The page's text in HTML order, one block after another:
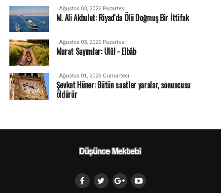
Ağustos 03, 2026 Pazartesi
M. Ali Akbulut: Riyad'da Ölü Doğmuş Bir İttifak
Ağustos 03, 2026 Pazartesi
Murat Sayımlar: Ulûl - Elbâb
Ağustos 01, 2026 Cumartesi
Şevket Hüner: Bütün saatler yaralar, sonuncusu
öldürür